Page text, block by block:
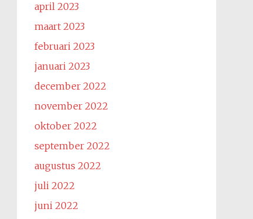
april 2023
maart 2023
februari 2023
januari 2023
december 2022
november 2022
oktober 2022
september 2022
augustus 2022
juli 2022
juni 2022